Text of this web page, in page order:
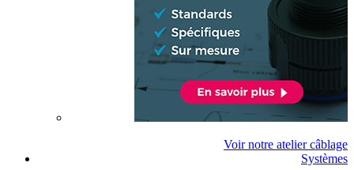
Voir notre atelier câblage
Systèmes